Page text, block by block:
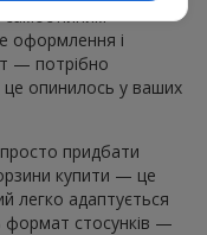
оформлення і
— потрібно
це опинилось у ваших
придбати
купити — це
легко адаптується
формат стосунків —